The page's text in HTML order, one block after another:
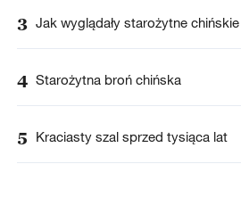
3 Jak wyglądały starożytne
4 Starożytna broń chińska
5 Kraciasty szal sprzed tysiąca lat